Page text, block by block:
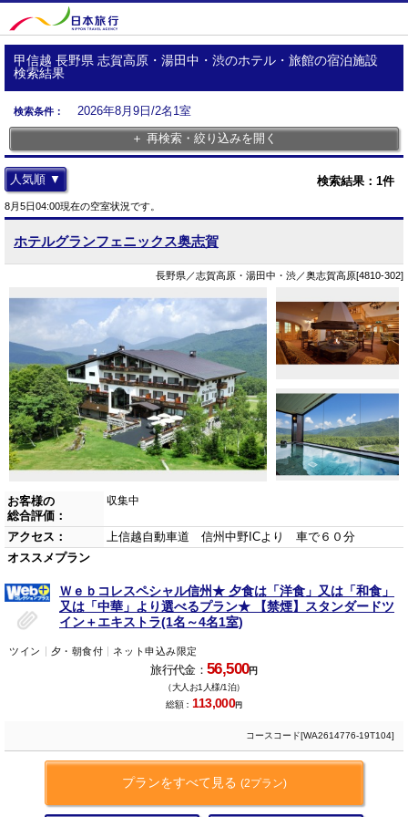
甲信越 長野県 志賀高原・湯田中・渋のホテル・旅館の宿泊施設
検索結果
検索条件：
2026年8月9日/2名1室
＋ 再検索・絞り込みを開く
検索結果： 1件
人気順 ▼
8月5日04:00現在の空室状況です。
ホテルグランフェニックス奥志賀
長野県／志賀高原・湯田中・渋／奥志賀高原[4810-302]
お客様の
総合評価：
収集中
アクセス：
上信越自動車道 信州中野ICより 車で６０分
オススメプラン
Ｗｅｂコレスペシャル信州★ 夕食は「洋食」又は「和食」
又は「中華」より選べるプラン★ 【禁煙】スタンダードツ
イン＋エキストラ(1名～4名1室)
ツイン 夕・朝食付 ネット申込み限定
旅行代金：56,500円
（大人お1人様/1泊）
総額： 113,000円
コースコード[WA2614776-19T104]
プランをすべて見る (2プラン)